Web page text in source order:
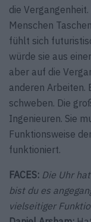
die
Menschen
fühlt sich
würde sie aus
aber auf die
anderen Arbeiten.
schweben. Die
Ingenieuren. Sie
Funktionsweise
funktioniert.
FACES: Die Uhr
bist du es
vielseitiger